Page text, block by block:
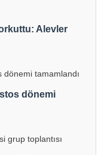
Alevler
dönemi